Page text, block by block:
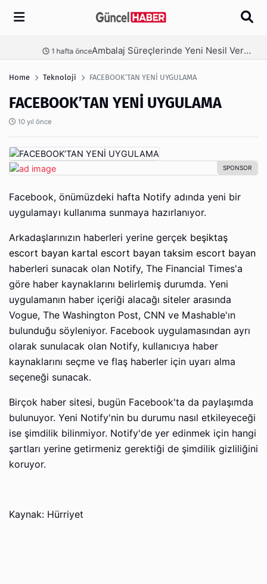
Arama
Ambalaj Süreçlerinde Yeni Nesil Verimliliği Olimpack ile Yakalayın 3 hafta önce
Home Teknoloji FACEBOOK’TAN YENİ UYGULAMA
FACEBOOK’TAN YENİ UYGULAMA
10 yıl önce
Facebook, önümüzdeki hafta Notify adında yeni bir
uygulamayı kullanıma sunmaya hazırlanıyor.
Arkadaşlarınızın haberleri yerine gerçek beşiktaş
escort bayan kartal escort bayan taksim escort bayan
haberleri sunacak olan Notify, The Financial Times'a
göre haber kaynaklarını belirlemiş durumda. Yeni
uygulamanın haber içeriği alacağı siteler arasında
Vogue, The Washington Post, CNN ve Mashable'ın
bulunduğu söyleniyor. Facebook uygulamasından ayrı
olarak sunulacak olan Notify, kullanıcıya haber
kaynaklarını seçme ve flaş haberler için uyarı alma
seçeneği sunacak.
Birçok haber sitesi, bugün Facebook'ta da paylaşımda
bulunuyor. Yeni Notify'nin bu durumu nasıl etkileyeceği
ise şimdilik bilinmiyor. Notify'de yer edinmek için hangi
şartları yerine getirmeniz gerektiği de şimdilik gizliliğini
koruyor.
Kaynak: Hürriyet